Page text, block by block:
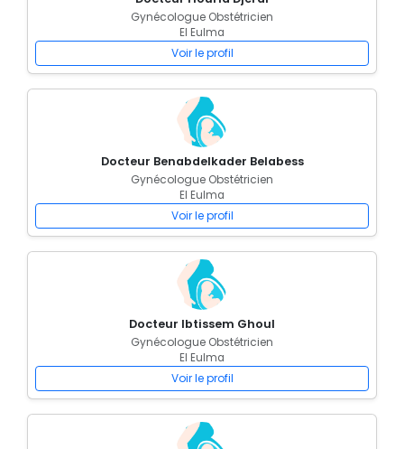
Gynécologue Obstétricien
El Eulma
Voir le profil
Docteur Benabdelkader Belabess
Gynécologue Obstétricien
El Eulma
Voir le profil
Docteur Ibtissem Ghoul
Gynécologue Obstétricien
El Eulma
Voir le profil